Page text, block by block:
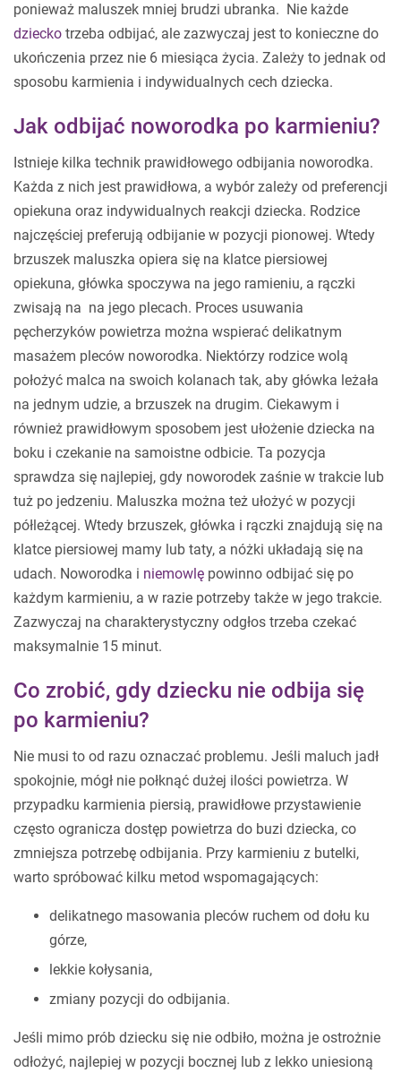
ponieważ maluszek mniej brudzi ubranka. Nie każde
dziecko trzeba odbijać, ale zazwyczaj jest to konieczne do
ukończenia przez nie 6 miesiąca życia. Zależy to jednak od
sposobu karmienia i indywidualnych cech dziecka.
Jak odbijać noworodka po karmieniu?
Istnieje kilka technik prawidłowego odbijania noworodka.
Każda z nich jest prawidłowa, a wybór zależy od preferencji
opiekuna oraz indywidualnych reakcji dziecka. Rodzice
najczęściej preferują odbijanie w pozycji pionowej. Wtedy
brzuszek maluszka opiera się na klatce piersiowej
opiekuna, główka spoczywa na jego ramieniu, a rączki
zwisają na na jego plecach. Proces usuwania
pęcherzyków powietrza można wspierać delikatnym
masażem pleców noworodka. Niektórzy rodzice wolą
położyć malca na swoich kolanach tak, aby główka leżała
na jednym udzie, a brzuszek na drugim. Ciekawym i
również prawidłowym sposobem jest ułożenie dziecka na
boku i czekanie na samoistne odbicie. Ta pozycja
sprawdza się najlepiej, gdy noworodek zaśnie w trakcie lub
tuż po jedzeniu. Maluszka można też ułożyć w pozycji
półleżącej. Wtedy brzuszek, główka i rączki znajdują się na
klatce piersiowej mamy lub taty, a nóżki układają się na
udach. Noworodka i niemowlę powinno odbijać się po
każdym karmieniu, a w razie potrzeby także w jego trakcie.
Zazwyczaj na charakterystyczny odgłos trzeba czekać
maksymalnie 15 minut.
Co zrobić, gdy dziecku nie odbija się
po karmieniu?
Nie musi to od razu oznaczać problemu. Jeśli maluch jadł
spokojnie, mógł nie połknąć dużej ilości powietrza. W
przypadku karmienia piersią, prawidłowe przystawienie
często ogranicza dostęp powietrza do buzi dziecka, co
zmniejsza potrzebę odbijania. Przy karmieniu z butelki,
warto spróbować kilku metod wspomagających:
delikatnego masowania pleców ruchem od dołu ku
górze,
lekkie kołysania,
zmiany pozycji do odbijania.
Jeśli mimo prób dziecku się nie odbiło, można je ostrożnie
odłożyć, najlepiej w pozycji bocznej lub z lekko uniesioną